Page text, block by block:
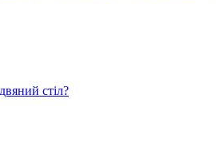
стіл?